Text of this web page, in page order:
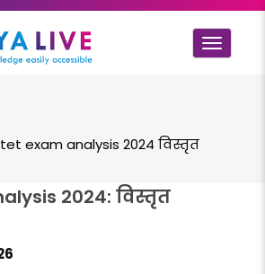
Toggle
exam analysis 2024 विस्तृत
2024: विस्तृत